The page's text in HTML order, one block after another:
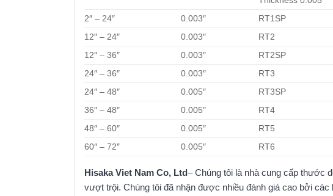
2″ – 24″
0.003″ RT1SP
12″ – 24″
0.003″ RT2
12″ – 36″
0.003″ RT2SP
24″ – 36″
0.003″ RT3
24″ – 48″
0.005″ RT3SP
36″ – 48″
0.005″ RT4
48″ – 60″
0.005″ RT5
60″ – 72″
0.005″ RT6
Hisaka Viet Nam Co, Ltd– Chúng tôi là nhà cung cấp thước
vượt trội. Chúng tôi đã nhận được nhiều đánh giá cao bởi